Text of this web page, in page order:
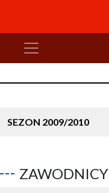
SEZON 2009/2010
ZAWODNICY